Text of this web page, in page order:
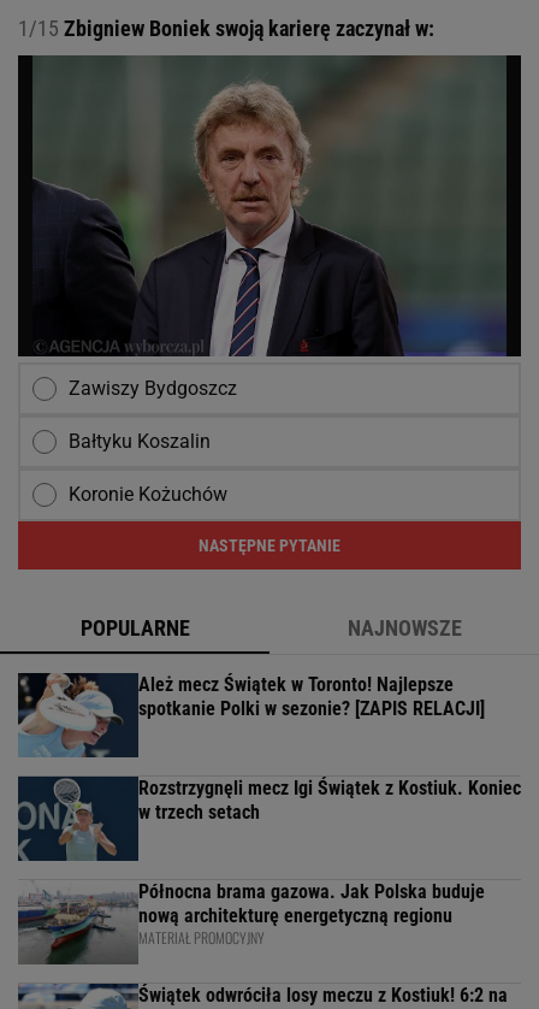
1/15 Zbigniew Boniek swoją karierę zaczynał w:
Zawiszy Bydgoszcz
Bałtyku Koszalin
Koronie Kożuchów
NASTĘPNE PYTANIE
POPULARNE NAJNOWSZE
Ależ mecz Świątek w Toronto! Najlepsze
spotkanie Polki w sezonie? [ZAPIS RELACJI]
Rozstrzygnęli mecz Igi Świątek z Kostiuk. Koniec
w trzech setach
Północna brama gazowa. Jak Polska buduje
nową architekturę energetyczną regionu
MATERIAŁ PROMOCYJNY
Świątek odwróciła losy meczu z Kostiuk! 6:2 na